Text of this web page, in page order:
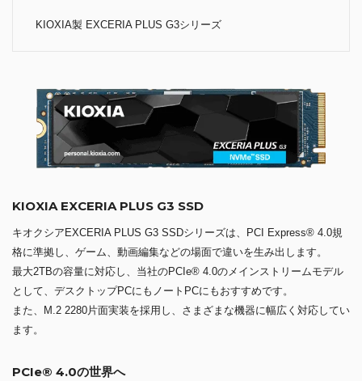
KIOXIA製 EXCERIA PLUS G3シリーズ
KIOXIA EXCERIA PLUS G3 SSD
キオクシアEXCERIA PLUS G3 SSDシリーズは、PCI Express® 4.0規
格に準拠し、ゲーム、動画編集などの場面で違いを生み出します。
最大2TBの容量に対応し、当社のPCIe® 4.0のメインストリームモデル
として、デスクトップPCにもノートPCにもおすすめです。
また、M.2 2280片面実装を採用し、さまざまな機器に幅広く対応してい
ます。
PCIe® 4.0の世界へ